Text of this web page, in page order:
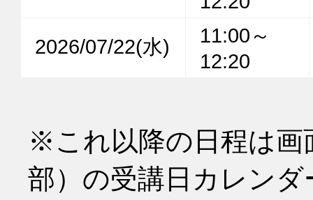
2026/07/22(水)
11:00～
12:20
※これ以降の日程は画
部）の受講日カレン